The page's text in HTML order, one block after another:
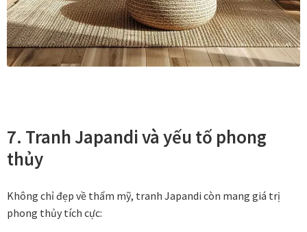
7. Tranh Japandi và yếu tố phong
thủy
Không chỉ đẹp về thẩm mỹ, tranh Japandi còn mang giá trị
phong thủy tích cực: